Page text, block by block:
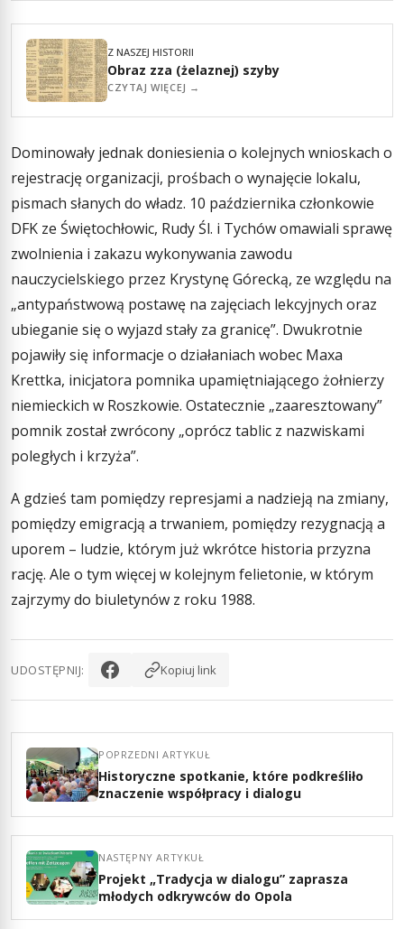
Z NASZEJ HISTORII
Obraz zza (żelaznej) szyby
CZYTAJ WIĘCEJ →
Dominowały jednak doniesienia o kolejnych wnioskach o
rejestrację organizacji, prośbach o wynajęcie lokalu,
pismach słanych do władz. 10 października członkowie
DFK ze Świętochłowic, Rudy Śl. i Tychów omawiali sprawę
zwolnienia i zakazu wykonywania zawodu
nauczycielskiego przez Krystynę Górecką, ze względu na
„antypaństwową postawę na zajęciach lekcyjnych oraz
ubieganie się o wyjazd stały za granicę”. Dwukrotnie
pojawiły się informacje o działaniach wobec Maxa
Krettka, inicjatora pomnika upamiętniającego żołnierzy
niemieckich w Roszkowie. Ostatecznie „zaaresztowany”
pomnik został zwrócony „oprócz tablic z nazwiskami
poległych i krzyża”.
A gdzieś tam pomiędzy represjami a nadzieją na zmiany,
pomiędzy emigracją a trwaniem, pomiędzy rezygnacją a
uporem – ludzie, którym już wkrótce historia przyzna
rację. Ale o tym więcej w kolejnym felietonie, w którym
zajrzymy do biuletynów z roku 1988.
UDOSTĘPNIJ: Kopiuj link
POPRZEDNI ARTYKUŁ
Historyczne spotkanie, które podkreśliło
znaczenie współpracy i dialogu
NASTĘPNY ARTYKUŁ
Projekt „Tradycja w dialogu” zaprasza
młodych odkrywców do Opola